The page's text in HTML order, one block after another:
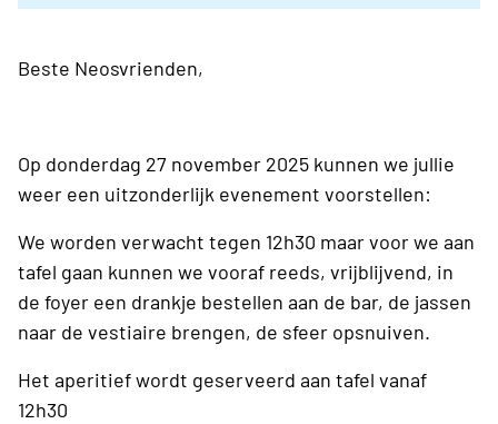
Beste Neosvrienden,
Op donderdag 27 november 2025 kunnen we jullie
weer een uitzonderlijk evenement voorstellen:
We worden verwacht tegen 12h30 maar voor we aan
tafel gaan kunnen we vooraf reeds, vrijblijvend, in
de foyer een drankje bestellen aan de bar, de jassen
naar de vestiaire brengen, de sfeer opsnuiven.
Het aperitief wordt geserveerd aan tafel vanaf
12h30